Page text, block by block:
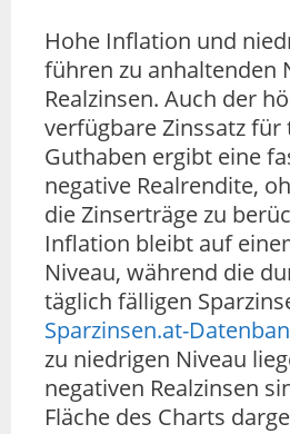
Hohe Inflation und
führen zu anhaltenden
Realzinsen. Auch der
verfügbare Zinssatz für
Guthaben ergibt eine
negative Realrendite,
die Zinserträge zu
Inflation bleibt auf
Niveau, während die
täglich fälligen
Sparzinsen.at-
zu niedrigen Niveau
negativen Realzinsen
Fläche des Charts